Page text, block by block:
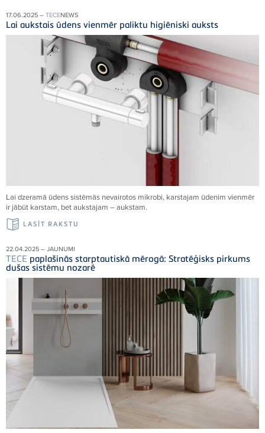
17.06.2025 – TECENEWS
Lai aukstais ūdens vienmēr paliktu higiēniski auksts
Lai dzeramā ūdens sistēmās nevairotos mikrobi, karstajam ūdenim vienmēr
ir jābūt karstam, bet aukstajam – aukstam.
LASĪT RAKSTU
22.04.2025 – JAUNUMI
TECE paplašinās starptautiskā mērogā: Stratēģisks pirkums
dušas sistēmu nozarē